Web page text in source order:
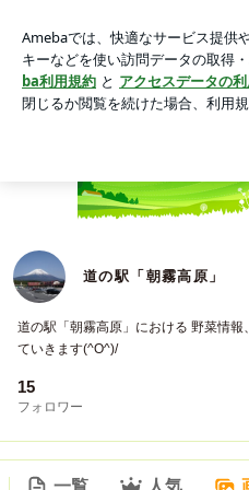
アプリをダウンロードして ブロ
ょう。
道の駅「朝霧高原」
道の駅「朝霧高原」における 野菜情
ていきます(^O^)/
15
フォロワー
一覧 人気